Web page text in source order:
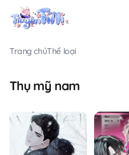
Trang chủThể loại
Thụ mỹ nam